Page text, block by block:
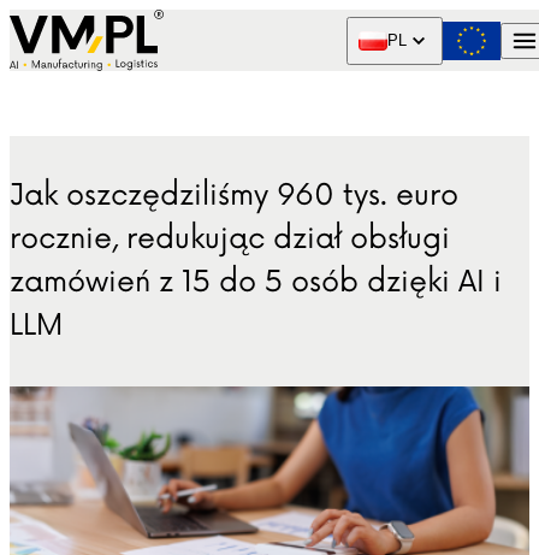
Skip to content
PL
Jak oszczędziliśmy 960 tys. euro
rocznie, redukując dział obsługi
zamówień z 15 do 5 osób dzięki AI i
LLM